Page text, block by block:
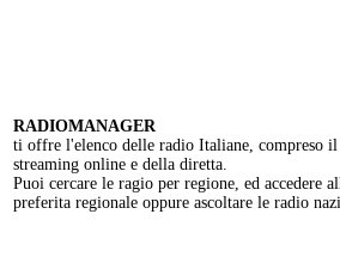
RADIOMANAGER
ti offre l'elenco delle radio Italiane, compreso
streaming online e della diretta.
Puoi cercare le ragio per regione, ed accedere
preferita regionale oppure ascoltare le radio